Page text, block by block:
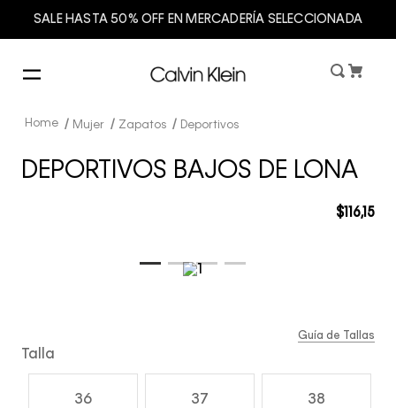
SALE HASTA 50% OFF EN MERCADERÍA SELECCIONADA
Mujer Zapatos Deportivos
DEPORTIVOS BAJOS DE LONA
$116,15
Talla
36 37 38
Guía de Tallas